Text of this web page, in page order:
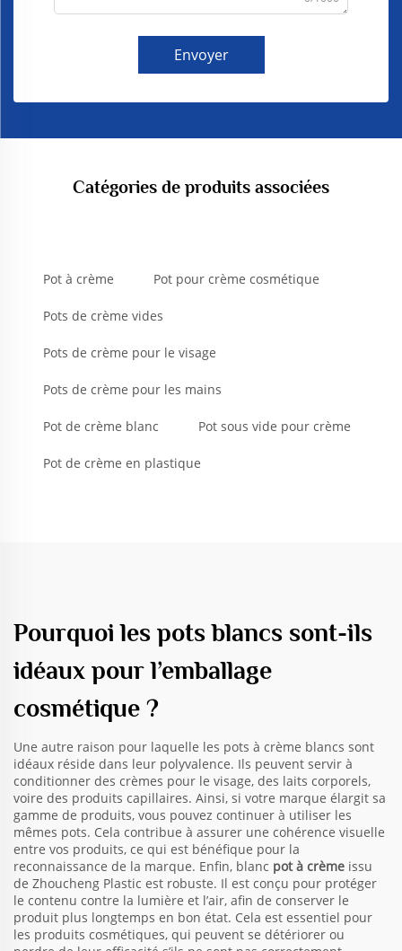
Envoyer
Catégories de produits associées
Pot à crème Pot pour crème cosmétique
Pots de crème vides
Pots de crème pour le visage
Pots de crème pour les mains
Pot de crème blanc Pot sous vide pour crème
Pot de crème en plastique
Pourquoi les pots blancs sont-ils
idéaux pour l’emballage
cosmétique ?
Une autre raison pour laquelle les pots à crème blancs sont
idéaux réside dans leur polyvalence. Ils peuvent servir à
conditionner des crèmes pour le visage, des laits corporels,
voire des produits capillaires. Ainsi, si votre marque élargit sa
gamme de produits, vous pouvez continuer à utiliser les
mêmes pots. Cela contribue à assurer une cohérence visuelle
entre vos produits, ce qui est bénéfique pour la
reconnaissance de la marque. Enfin, blanc pot à crème issu
de Zhoucheng Plastic est robuste. Il est conçu pour protéger
le contenu contre la lumière et l’air, afin de conserver le
produit plus longtemps en bon état. Cela est essentiel pour
les produits cosmétiques, qui peuvent se détériorer ou